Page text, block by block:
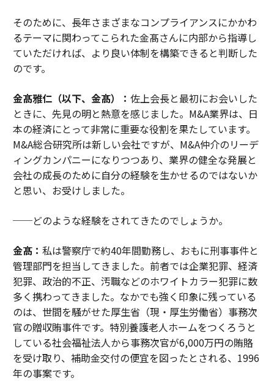
そのために、長年さまざまなコンプライアンスにかかわ
るテーマに関わってこられた金髙さんに内部から指導し
ていただければ、より良い体制を構築できると判断した
のです。
金髙雅仁（以下、金髙）： 佐上会長と最初にお会いした
ときに、先見の明と熱意を感じました。M&A業界は、日
本の経済にとって非常に重要な役割を果たしています。
M&A総合研究所は新しい会社ですが、M&A仲介のリーデ
ィングカンパニーになりつつあり、業界の健全な発展と
会社の成長のために自分の経験を生かせるのではないか
と思い、お受けしました。
──どのような経験をされてきたのでしょうか。
金髙： 私は警察庁で約40年間勤務し、おもに刑事事件と
管理部門を担当してきました。前者では企業犯罪、経済
犯罪、政治的不正、汚職などのホワイトカラー犯罪に数
多く携わってきました。なかでも強く印象に残っている
のは、世間を騒がせた厚生省（現・厚生労働省）事務次
官の贈収賄事件です。特別養護老人ホームをつくろうと
している社会福祉法人から事務次官が6,000万円の賄賂
を受け取り、補助金交付の便宜を図ったとされる、1996
年の事案です。